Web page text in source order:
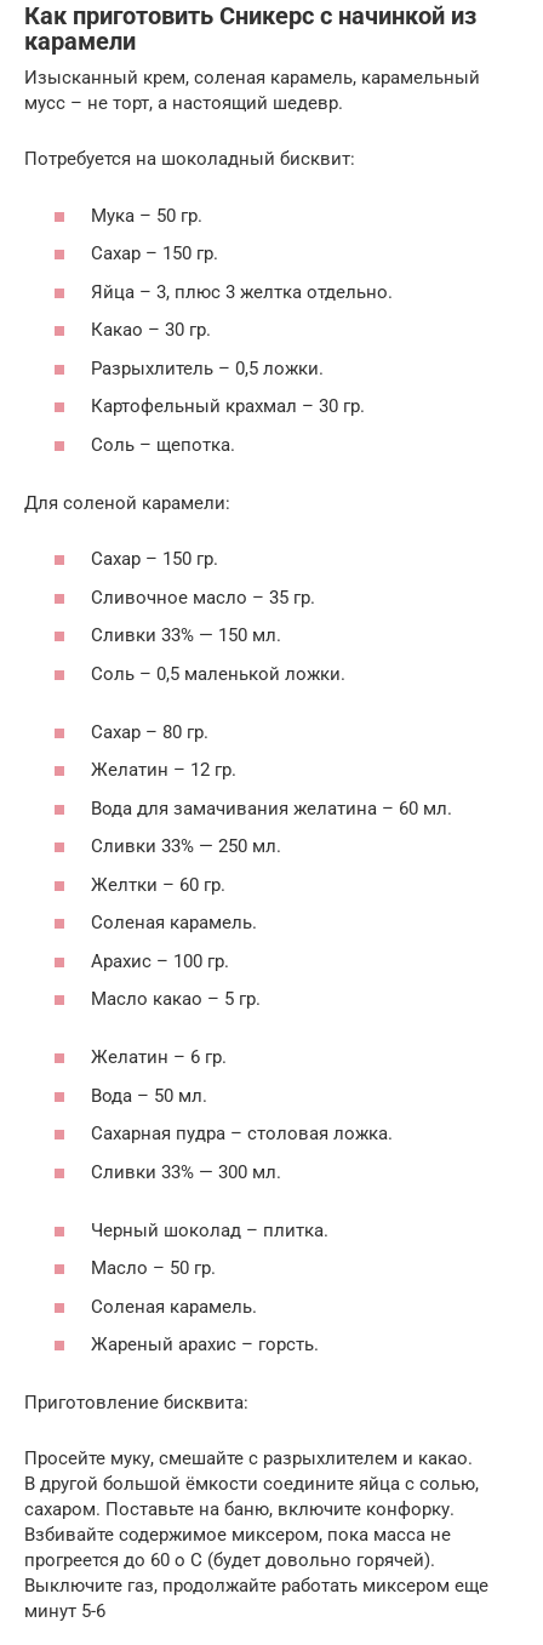
Как приготовить Сникерс с начинкой из
карамели
Изысканный крем, соленая карамель, карамельный
мусс – не торт, а настоящий шедевр.
Потребуется на шоколадный бисквит:
Мука – 50 гр.
Сахар – 150 гр.
Яйца – 3, плюс 3 желтка отдельно.
Какао – 30 гр.
Разрыхлитель – 0,5 ложки.
Картофельный крахмал – 30 гр.
Соль – щепотка.
Для соленой карамели:
Сахар – 150 гр.
Сливочное масло – 35 гр.
Сливки 33% — 150 мл.
Соль – 0,5 маленькой ложки.
Сахар – 80 гр.
Желатин – 12 гр.
Вода для замачивания желатина – 60 мл.
Сливки 33% — 250 мл.
Желтки – 60 гр.
Соленая карамель.
Арахис – 100 гр.
Масло какао – 5 гр.
Желатин – 6 гр.
Вода – 50 мл.
Сахарная пудра – столовая ложка.
Сливки 33% — 300 мл.
Черный шоколад – плитка.
Масло – 50 гр.
Соленая карамель.
Жареный арахис – горсть.
Приготовление бисквита:
Просейте муку, смешайте с разрыхлителем и какао.
В другой большой ёмкости соедините яйца с солью,
сахаром. Поставьте на баню, включите конфорку.
Взбивайте содержимое миксером, пока масса не
прогреется до 60 о С (будет довольно горячей).
Выключите газ, продолжайте работать миксером еще
минут 5-6